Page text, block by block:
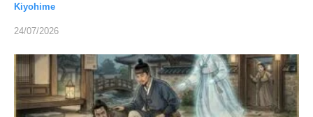
Kiyohime
24/07/2026